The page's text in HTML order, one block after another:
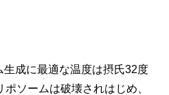
成に最適な温度は摂氏32度
ソームは破壊されはじめ、